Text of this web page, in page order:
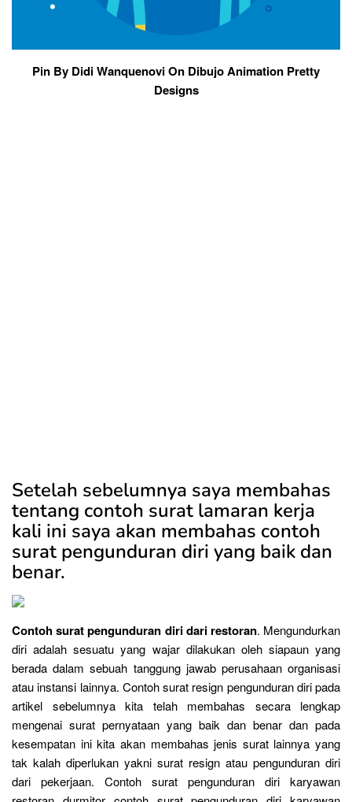
Pin By Didi Wanquenovi On Dibujo Animation Pretty
Designs
Setelah sebelumnya saya membahas
tentang contoh surat lamaran kerja
kali ini saya akan membahas contoh
surat pengunduran diri yang baik dan
benar.
Contoh surat pengunduran diri dari restoran. Mengundurkan
diri adalah sesuatu yang wajar dilakukan oleh siapaun yang
berada dalam sebuah tanggung jawab perusahaan organisasi
atau instansi lainnya. Contoh surat resign pengunduran diri pada
artikel sebelumnya kita telah membahas secara lengkap
mengenai surat pernyataan yang baik dan benar dan pada
kesempatan ini kita akan membahas jenis surat lainnya yang
tak kalah diperlukan yakni surat resign atau pengunduran diri
dari pekerjaan. Contoh surat pengunduran diri karyawan